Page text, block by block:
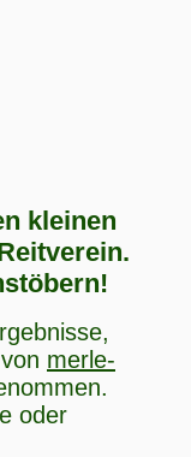
kleinen
merle-
oder